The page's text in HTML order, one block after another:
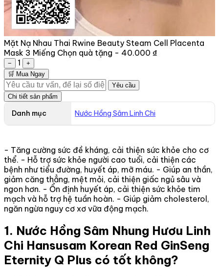
Mặt Nạ Nhau Thai Rwine Beauty Steam Cell Placenta
Mask 3 Miếng Chọn quà tặng - 40.000 ₫
− 1
+
🛒 Mua Ngay
Yêu cầu
Chi tiết sản phẩm
Danh mục Nước Hồng Sâm Linh Chi
- Tăng cường sức đề kháng, cải thiện sức khỏe cho cơ
thể. - Hỗ trợ sức khỏe người cao tuổi, cải thiện các
bệnh như tiểu đường, huyết áp, mỡ máu. - Giúp an thần,
giảm căng thẳng, mệt mỏi, cải thiện giấc ngủ sâu và
ngon hơn. - Ổn định huyết áp, cải thiện sức khỏe tim
mạch và hỗ trợ hệ tuần hoàn. - Giúp giảm cholesterol,
ngăn ngừa nguy cơ xơ vữa động mạch.
1. Nước Hồng Sâm Nhung Hươu Linh
Chi Hansusam Korean Red GinSeng
Eternity Q Plus có tốt không?